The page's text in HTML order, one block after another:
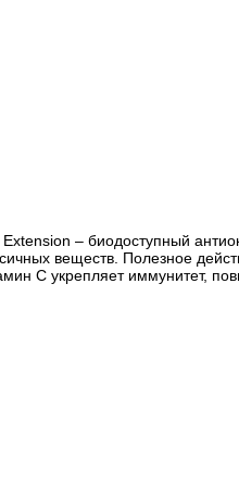
– биодоступный
веществ. Полезное
C укрепляет иммунитет,